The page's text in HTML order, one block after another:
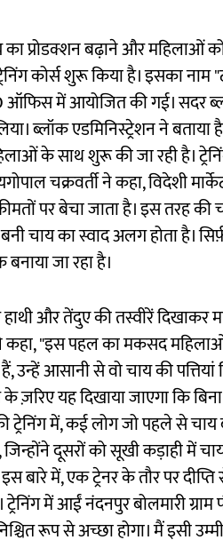
का प्रोडक्शन बढ़ाने और महिलाओं
कोर्स शुरू किया है। इसका नाम
में आयोजित की गई। सदर
ब्लॉक एडमिनिस्ट्रेशन ने
के साथ शुरू की जा रही है।
चक्रवर्ती ने कहा, विदेशी
पर बेचा जाता है। इस तरह की
चाय का स्वाद अलग होता है।
जा रहा है।
और तेंदुए की तस्वीरें दिखाकर
कहा, "इस पहल का मकसद
उन्हें आसानी से वो चाय की
ज़रिए यह दिखाया जाएगा कि
ट्रेनिंग में, कई लोग जो पहले से
जिन्होंने दूसरों को सूखी कड़ाही
बारे में, एक ट्रेनर के तौर पर
में आईं नंदनपुर बोलमारी
रूप से अच्छा होगा। मैं इसी